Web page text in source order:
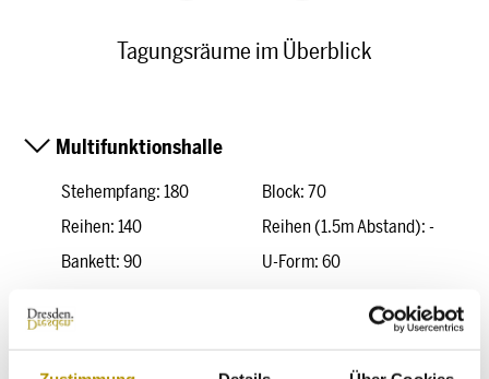
Tagungsräume im Überblick
Multifunktionshalle
Stehempfang: 180
Block: 70
Reihen: 140
Reihen (1.5m Abstand): -
Bankett: 90
U-Form: 60
Zusammenlegbare Räume:
Nein